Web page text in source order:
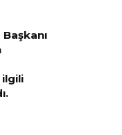
ilgili